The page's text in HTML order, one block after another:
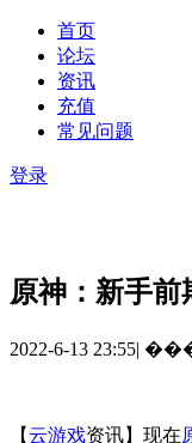
首页
论坛
资讯
充值
常见问题
登录
原神：新手
2022-6-13 23:55|
【云游戏资讯】现在